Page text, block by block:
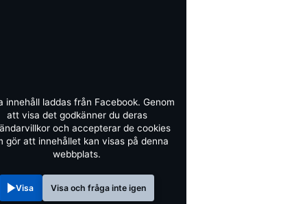
innehåll laddas från Facebook. Genom
att visa det godkänner du deras
och accepterar de cookies
gör att innehållet kan visas på denna
webbplats.
Visa Visa och fråga inte igen